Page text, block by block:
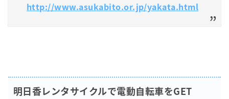
http://www.asukabito.or.jp/yakata.html
明日香レンタサイクルで電動自転車をGET